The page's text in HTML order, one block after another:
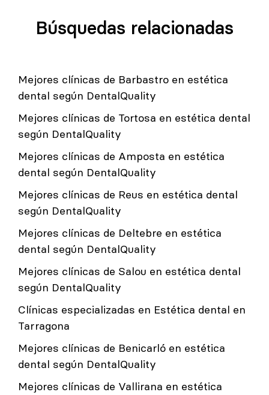
Búsquedas relacionadas
Mejores clínicas de Barbastro en estética
dental según DentalQuality
Mejores clínicas de Tortosa en estética dental
según DentalQuality
Mejores clínicas de Amposta en estética
dental según DentalQuality
Mejores clínicas de Reus en estética dental
según DentalQuality
Mejores clínicas de Deltebre en estética
dental según DentalQuality
Mejores clínicas de Salou en estética dental
según DentalQuality
Clínicas especializadas en Estética dental en
Tarragona
Mejores clínicas de Benicarló en estética
dental según DentalQuality
Mejores clínicas de Vallirana en estética